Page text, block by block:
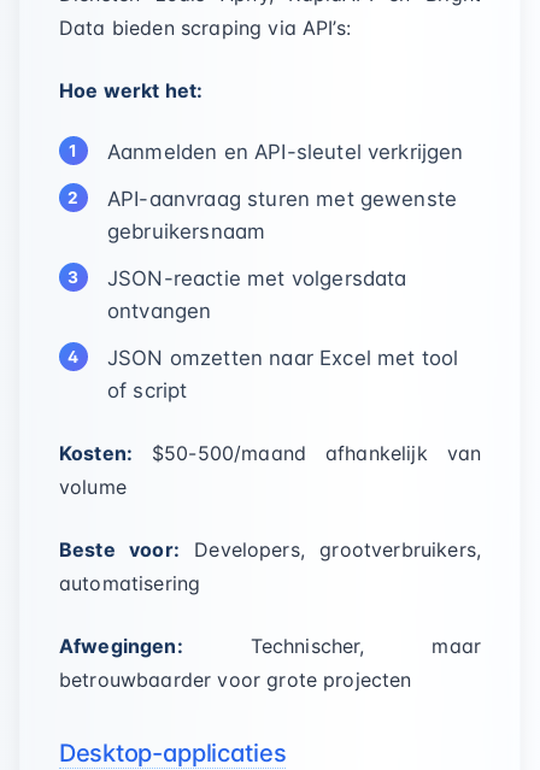
Data bieden scraping via API’s:
Hoe werkt het:
Aanmelden en API-sleutel verkrijgen
API-aanvraag sturen met gewenste
gebruikersnaam
JSON-reactie met volgersdata
ontvangen
JSON omzetten naar Excel met tool
of script
Kosten: $50-500/maand afhankelijk van
volume
Beste voor: Developers, grootverbruikers,
automatisering
Afwegingen: Technischer, maar
betrouwbaarder voor grote projecten
Desktop-applicaties